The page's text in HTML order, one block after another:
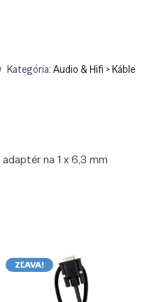
Kategória:Audio & Hifi > Káble
na 1 x 6,3 mm
ZĽAVA!